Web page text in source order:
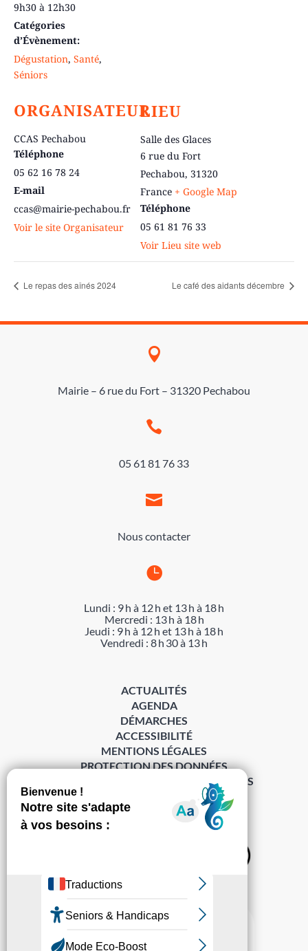
9h30 à 12h30
Catégories
d’Évènement:
Dégustation, Santé,
Séniors
ORGANISATEUR
CCAS Pechabou
Téléphone
05 62 16 78 24
E-mail
ccas@mairie-pechabou.fr
Voir le site Organisateur
LIEU
Salle des Glaces
6 rue du Fort
Pechabou, 31320
France + Google Map
Téléphone
05 61 81 76 33
Voir Lieu site web
Le repas des aînés 2024 Le café des aidants décembre

Mairie – 6 rue du Fort – 31320 Pechabou

05 61 81 76 33

Nous contacter

Lundi : 9 h à 12 h et 13 h à 18 h
Mercredi : 13 h à 18 h
Jeudi : 9 h à 12 h et 13 h à 18 h
Vendredi : 8 h 30 à 13 h
S’abonner à la Gazette ›
ACTUALITÉS
AGENDA
DÉMARCHES
ACCESSIBILITÉ
MENTIONS LÉGALES
PROTECTION DES DONNÉES
POLITIQUE DE GESTION DES COOKIES